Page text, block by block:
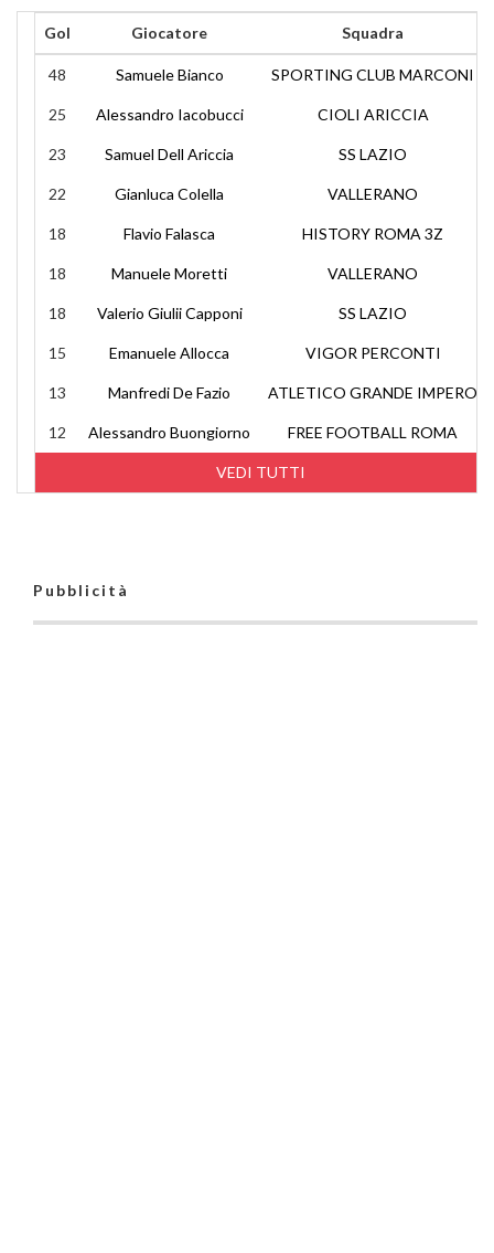
Gol Giocatore Squadra
VEDI TUTTI
48 Samuele Bianco SPORTING CLUB MARCONI
25 Alessandro Iacobucci CIOLI ARICCIA
23 Samuel Dell Ariccia SS LAZIO
22 Gianluca Colella VALLERANO
18 Flavio Falasca HISTORY ROMA 3Z
18 Manuele Moretti VALLERANO
18 Valerio Giulii Capponi SS LAZIO
15 Emanuele Allocca VIGOR PERCONTI
13 Manfredi De Fazio ATLETICO GRANDE IMPERO
12 Alessandro Buongiorno FREE FOOTBALL ROMA
Pubblicità